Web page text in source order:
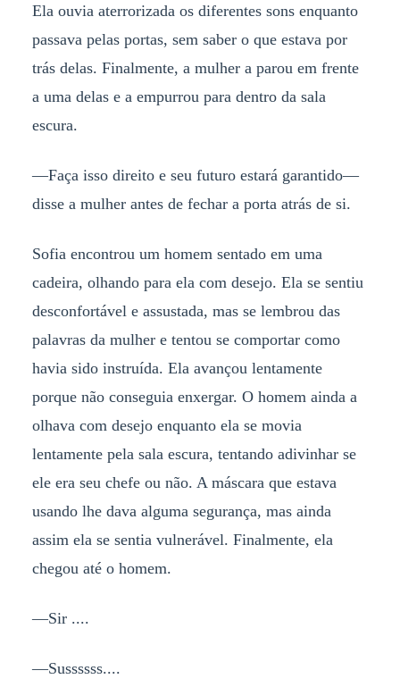
Ela ouvia aterrorizada os diferentes sons enquanto
passava pelas portas, sem saber o que estava por
trás delas. Finalmente, a mulher a parou em frente
a uma delas e a empurrou para dentro da sala
escura.
—Faça isso direito e seu futuro estará garantido—
disse a mulher antes de fechar a porta atrás de si.
Sofia encontrou um homem sentado em uma
cadeira, olhando para ela com desejo. Ela se sentiu
desconfortável e assustada, mas se lembrou das
palavras da mulher e tentou se comportar como
havia sido instruída. Ela avançou lentamente
porque não conseguia enxergar. O homem ainda a
olhava com desejo enquanto ela se movia
lentamente pela sala escura, tentando adivinhar se
ele era seu chefe ou não. A máscara que estava
usando lhe dava alguma segurança, mas ainda
assim ela se sentia vulnerável. Finalmente, ela
chegou até o homem.
—Sir ....
—Sussssss....